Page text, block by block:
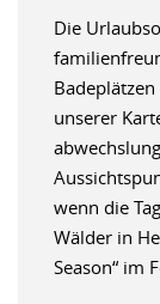
Die
unserer
wenn die
Wälder in
Season“ im